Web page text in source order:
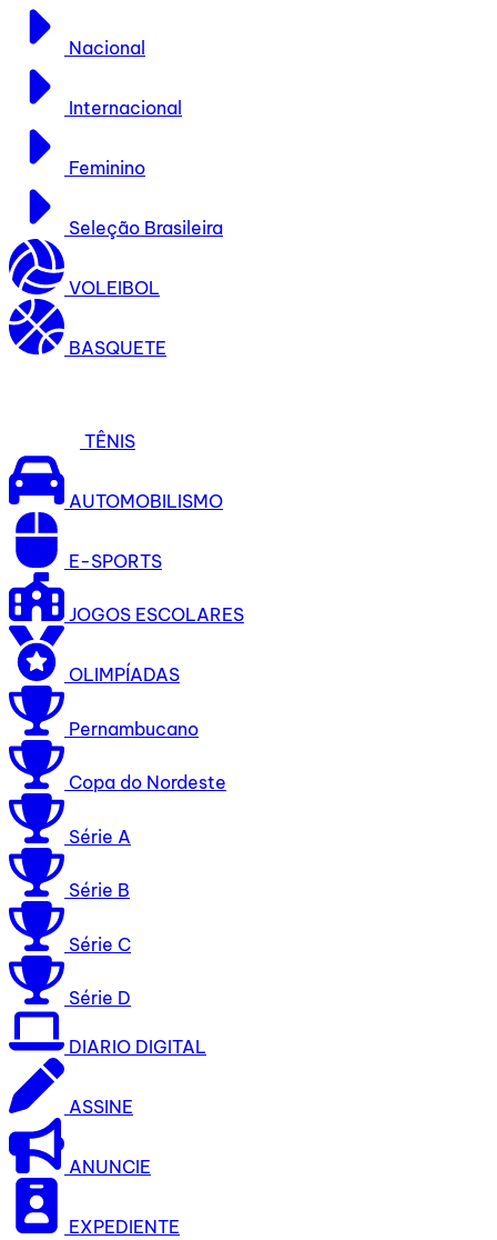
Nacional
Internacional
Feminino
Seleção Brasileira
VOLEIBOL
BASQUETE
TÊNIS
AUTOMOBILISMO
E-SPORTS
JOGOS ESCOLARES
OLIMPÍADAS
Pernambucano
Copa do Nordeste
Série A
Série B
Série C
Série D
DIARIO DIGITAL
ASSINE
ANUNCIE
EXPEDIENTE